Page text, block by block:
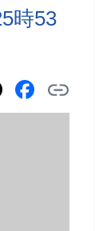
時53